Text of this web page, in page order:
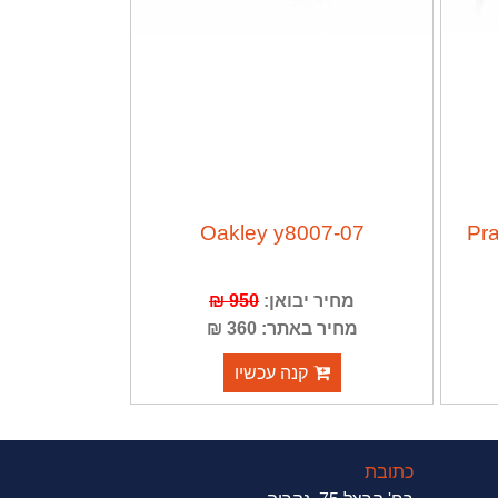
Oakley y8007-07
מחיר יבואן: 950 ₪
מחיר באתר: 360 ₪
קנה עכשיו
כתובת